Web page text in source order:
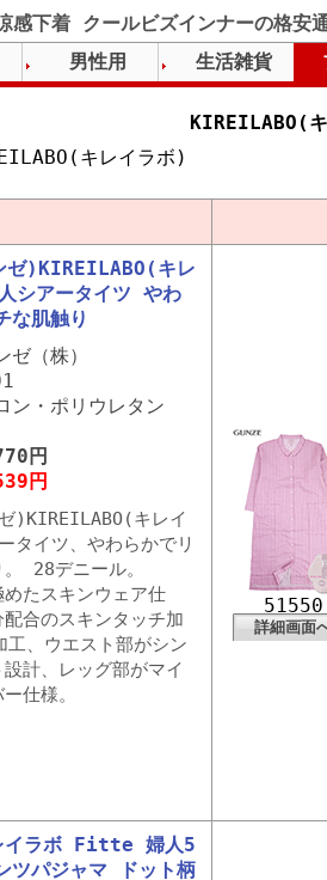
感下着 クールビズインナーの格安
KIREILABO(
キレイラボ)
ゼ)KIREILABO(キレ
シアータイツ やわ
な肌触り
ゼ（株）
ン・ポリウレタン
円
円
)KIREILABO(キレイ
タイツ、やわらかでリ
28デニール。
たスキンウェア仕
合のスキンタッチ加
工、ウエスト部がシン
計、レッグ部がマイ
仕様。
51550
詳細画面
イラボ Fitte 婦人5
ツパジャマ ドット柄
男性用 生活雑貨